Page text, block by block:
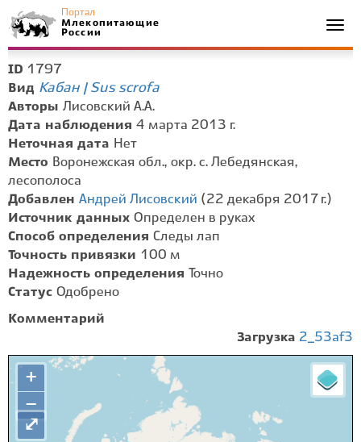
Портал
Млекопитающие
России
ID 1797
Вид Кабан | Sus scrofa
Авторы Лисовский А.А.
Дата наблюдения 4 марта 2013 г.
Неточная дата Нет
Место Воронежская обл., окр. с. Лебедянская,
лесополоса
Добавлен Андрей Лисовский (22 декабря 2017 г.)
Источник данных Определен в руках
Способ определения Следы лап
Точность привязки 100 м
Надежность определения
Точно
Статус Одобрено
Комментарий
Загрузка 2_53af3
+
−
⤢